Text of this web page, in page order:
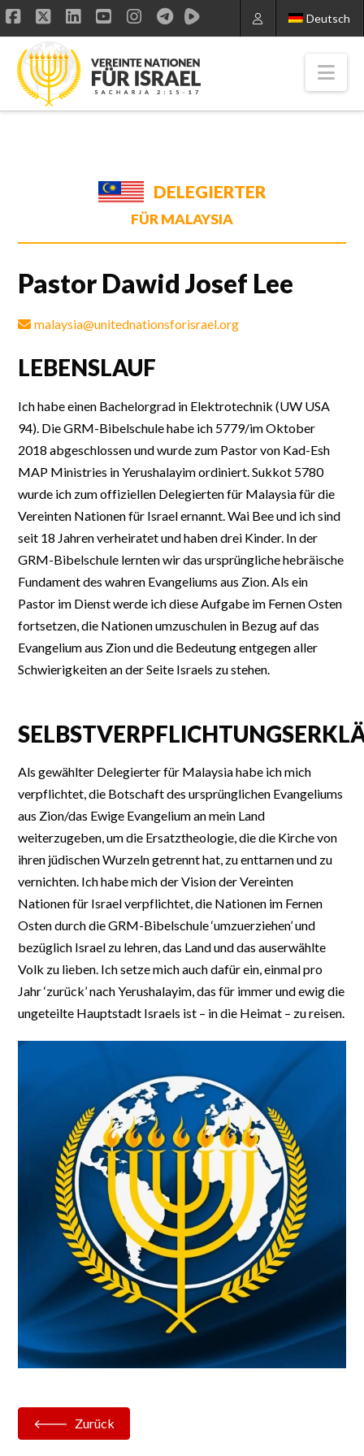
Deutsch
Facebook
X LinkedIn
YouTube
Instagram
DELEGIERTER
FÜR MALAYSIA
Pastor Dawid Josef Lee
malaysia@unitednationsforisrael.org
LEBENSLAUF
Ich habe einen Bachelorgrad in Elektrotechnik (UW USA
94). Die GRM-Bibelschule habe ich 5779/im Oktober
2018 abgeschlossen und wurde zum Pastor von Kad-Esh
MAP Ministries in Yerushalayim ordiniert. Sukkot 5780
wurde ich zum offiziellen Delegierten für Malaysia für die
Vereinten Nationen für Israel ernannt. Wai Bee und ich sind
seit 18 Jahren verheiratet und haben drei Kinder. In der
GRM-Bibelschule lernten wir das ursprüngliche hebräische
Fundament des wahren Evangeliums aus Zion. Als ein
Pastor im Dienst werde ich diese Aufgabe im Fernen Osten
fortsetzen, die Nationen umzuschulen in Bezug auf das
Evangelium aus Zion und die Bedeutung entgegen aller
Schwierigkeiten an der Seite Israels zu stehen.
Als gewählter Delegierter für Malaysia habe ich mich
verpflichtet, die Botschaft des ursprünglichen Evangeliums
aus Zion/das Ewige Evangelium an mein Land
weiterzugeben, um die Ersatztheologie, die die Kirche von
ihren jüdischen Wurzeln getrennt hat, zu enttarnen und zu
vernichten. Ich habe mich der Vision der Vereinten
Nationen für Israel verpflichtet, die Nationen im Fernen
Osten durch die GRM-Bibelschule ‘umzuerziehen’ und
bezüglich Israel zu lehren, das Land und das auserwählte
Volk zu lieben. Ich setze mich auch dafür ein, einmal pro
Jahr ‘zurück’ nach Yerushalayim, das für immer und ewig die
ungeteilte Hauptstadt Israels ist – in die Heimat – zu reisen.
Zurück